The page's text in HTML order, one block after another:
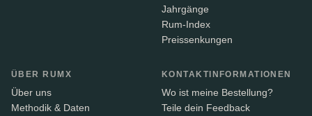
Jahrgänge
Rum-Index
Preissenkungen
ÜBER RUMX
Über uns
Methodik & Daten
KONTAKTINFORMATIONEN
Wo ist meine Bestellung?
Teile dein Feedback